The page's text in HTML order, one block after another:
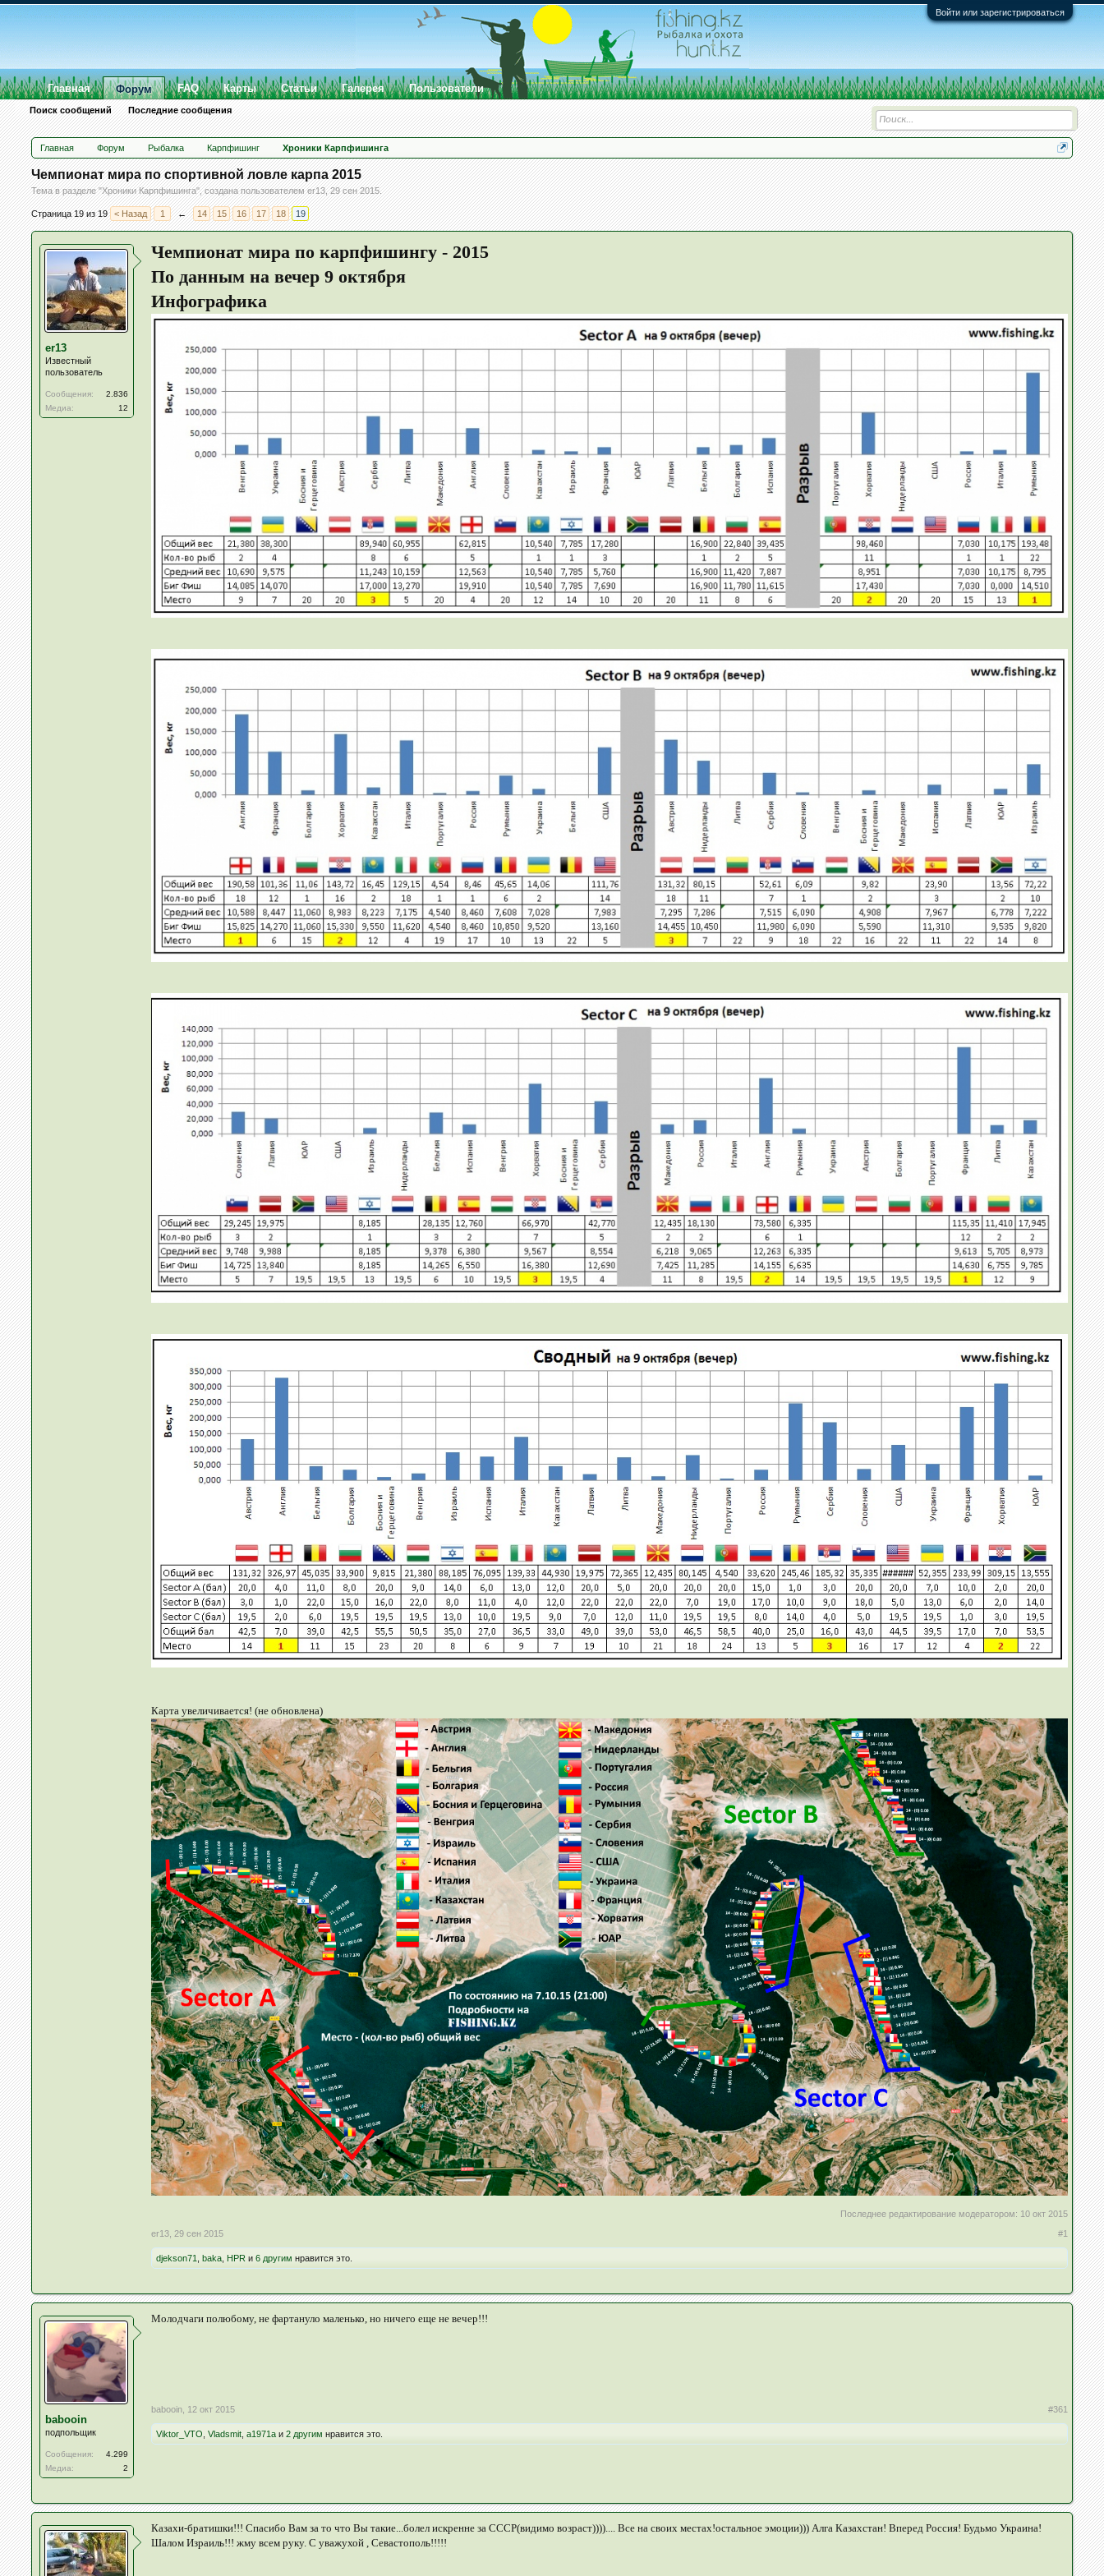
Войти или зарегистрироваться
Главная Форум Рыбалка Карпфишинг Хроники Карпфишинга
Чемпионат мира по спортивной ловле карпа 2015
Тема в разделе "Хроники Карпфишинга", создана пользователемer13,29 сен 2015.
Страница 19 из 19 < Назад 1 ← 14 15 16 17 18 19
er13
Известный
пользователь
Сообщения:
2.836
Медиа:
12
Чемпионат мира по карпфишингу - 2015
По данным на вечер 9 октября
Инфографика
Карта увеличивается! (не обновлена)
Последнее редактирование модератором: 10 окт 2015
er13 29 сен 2015 #1
djekson71 baka HPR и6 другим нравится это.
babooin
подпольщик
Сообщения:
4.299
Медиа:
2
Молодчаги полюбому, не фартануло маленько, но ничего еще не вечер!!!
babooin 12 окт 2015 #361
Viktor_VTO ,Vladsmit ,a1971a и2 другим нравится это.
Казахи-братишки!!! Спасибо Вам за то что Вы такие...болел искренне за СССР(видимо возраст)))).... Все на своих местах!остальное эмоции))) Алга Казахстан! Вперед Россия! Будьмо Украина!
Шалом Израиль!!! жму всем руку. С уважухой , Севастополь!!!!!
Главная Форум
Поиск сообщений Последние сообщения
FAQ Карты Статьи Галерея Пользователи